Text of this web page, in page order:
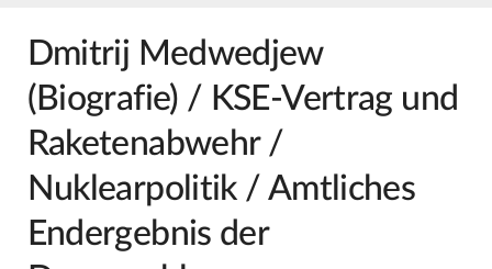
Dmitrij Medwedjew
(Biografie) / KSE-Vertrag und
Raketenabwehr /
Nuklearpolitik / Amtliches
Endergebnis der